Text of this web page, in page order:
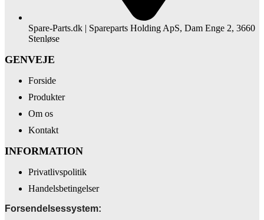
Spare-Parts.dk | Spareparts Holding ApS, Dam Enge 2, 3660
Stenløse
GENVEJE
Forside
Produkter
Om os
Kontakt
INFORMATION
Privatlivspolitik
Handelsbetingelser
Forsendelsessystem: